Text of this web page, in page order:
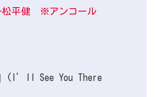
平健 ※アンコール
(I’ll See You There